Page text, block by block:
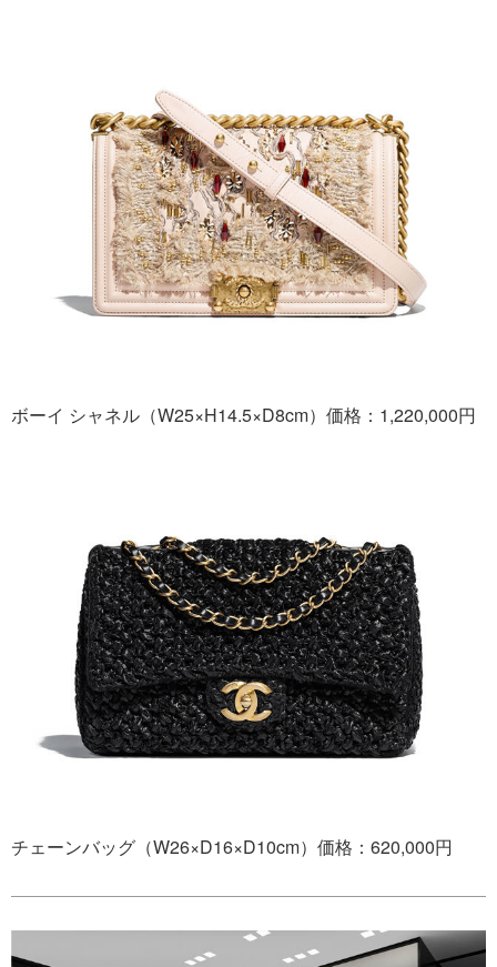
ボーイ シャネル（W25×H14.5×D8cm）価格：1,220,000円
チェーンバッグ（W26×D16×D10cm）価格：620,000円